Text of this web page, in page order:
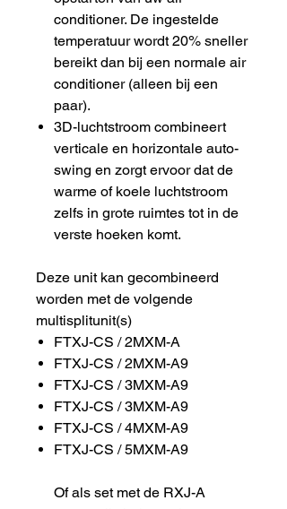
conditioner. De ingestelde
temperatuur wordt 20% sneller
bereikt dan bij een normale air
conditioner (alleen bij een
paar).
3D-luchtstroom combineert
verticale en horizontale auto-
swing en zorgt ervoor dat de
warme of koele luchtstroom
zelfs in grote ruimtes tot in de
verste hoeken komt.
Deze unit kan gecombineerd
worden met de volgende
multisplitunit(s)
FTXJ-CS / 2MXM-A
FTXJ-CS / 2MXM-A9
FTXJ-CS / 3MXM-A9
FTXJ-CS / 3MXM-A9
FTXJ-CS / 4MXM-A9
FTXJ-CS / 5MXM-A9
Of als set met de RXJ-A